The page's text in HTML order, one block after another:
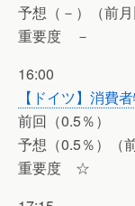
予想（－）（前月
重要度 －
16:00
【ドイツ】消費
前回（0.5％）
予想（0.5％）（
重要度 ☆